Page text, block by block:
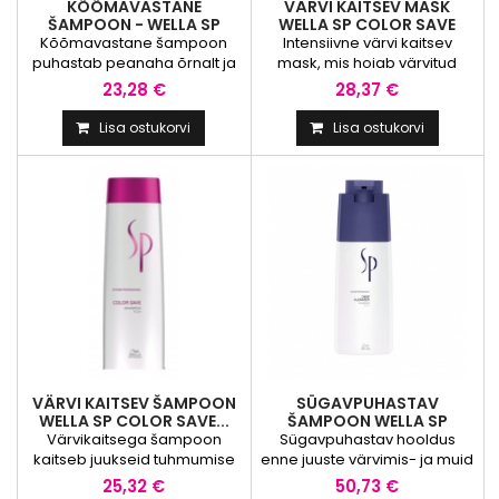
KÕÕMAVASTANE
ŠAMPOON - WELLA SP
CLEAR...
Kõõmavastane šampoon
puhastab peanaha õrnalt ja
tõhusalt. Kaitseb uue kõõma
tekkimise eest alates
esimesest pesust. Koostis on
eriti õrnatoimeline ja
neutraalse pH tasemega.
Koostise väljatöötamine on
toimunud koostöös
nahaarstidega ning tooted
on kontrollitud ja nende
sobivus nahaga
dermatoloogiliselt
tõestatud.kASUTAMINE: Kanna
23,28 €
Lisa ostukorvi
VÄRVI KAITSEV MASK
WELLA SP COLOR SAVE
MASK
Intensiivne värvi kaitsev
mask, mis hoiab värvitud
juukseid tuhmumise ja
värvimuutuste eest. 3D
kaitsetehnoloogia annab
värvitud juustele märgatavalt
kestvama intensiivse tooni ja
sära. KASUTAMINE: Kanna
niisketele pestud juustele,
hoia 5-10 minutit ja loputa.
28,37 €
Lisa ostukorvi
VÄRVI KAITSEV ŠAMPOON
WELLA SP COLOR SAVE...
Värvikaitsega šampoon
kaitseb juukseid tuhmumise
ja värvimuutuste eest. 3D
25,32 €
SÜGAVPUHASTAV
ŠAMPOON WELLA SP
DEEP...
Sügavpuhastav hooldus
enne juuste värvimis- ja muid
keemilisi protseduure.
50,73 €